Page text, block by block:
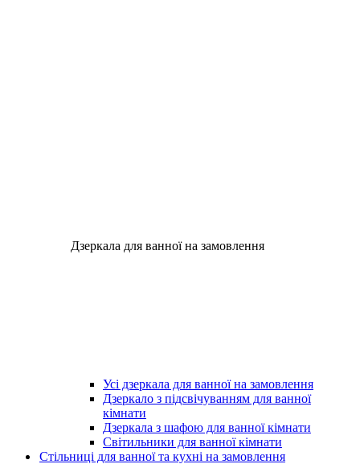
Дзеркала для ванної на замовлення
Усі дзеркала для ванної на замовлення
Дзеркало з підсвічуванням для ванної
кімнати
Дзеркала з шафою для ванної кімнати
Світильники для ванної кімнати
Стільниці для ванної та кухні на замовлення